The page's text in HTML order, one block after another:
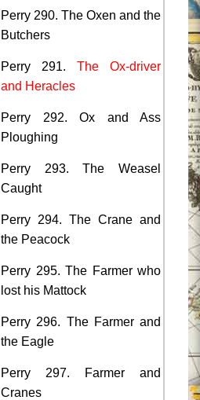
Perry 290. The Oxen and the
Butchers
Perry 291. The Ox-driver
and Heracles
Perry 292. Ox and Ass
Ploughing
Perry 293. The Weasel
Caught
Perry 294. The Crane and
the Peacock
Perry 295. The Farmer who
lost his Mattock
Perry 296. The Farmer and
the Eagle
Perry 297. Farmer and
Cranes